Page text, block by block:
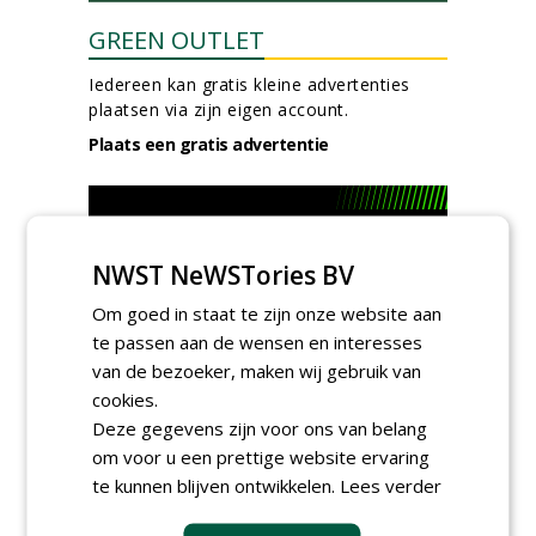
GREEN OUTLET
Iedereen kan gratis kleine advertenties
plaatsen via zijn eigen account.
Plaats een gratis advertentie
AGENDA
bijdragen aan uniform
aanbesteden van duurzame
kunstgrasvelden
woensdag 23 september 2026
NWST NeWSTories BV
Om goed in staat te zijn onze website aan
te passen aan de wensen en interesses
van de bezoeker, maken wij gebruik van
cookies.
Deze gegevens zijn voor ons van belang
om voor u een prettige website ervaring
te kunnen blijven ontwikkelen. Lees verder